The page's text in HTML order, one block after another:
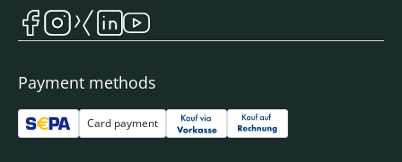
Payment methods
Card payment